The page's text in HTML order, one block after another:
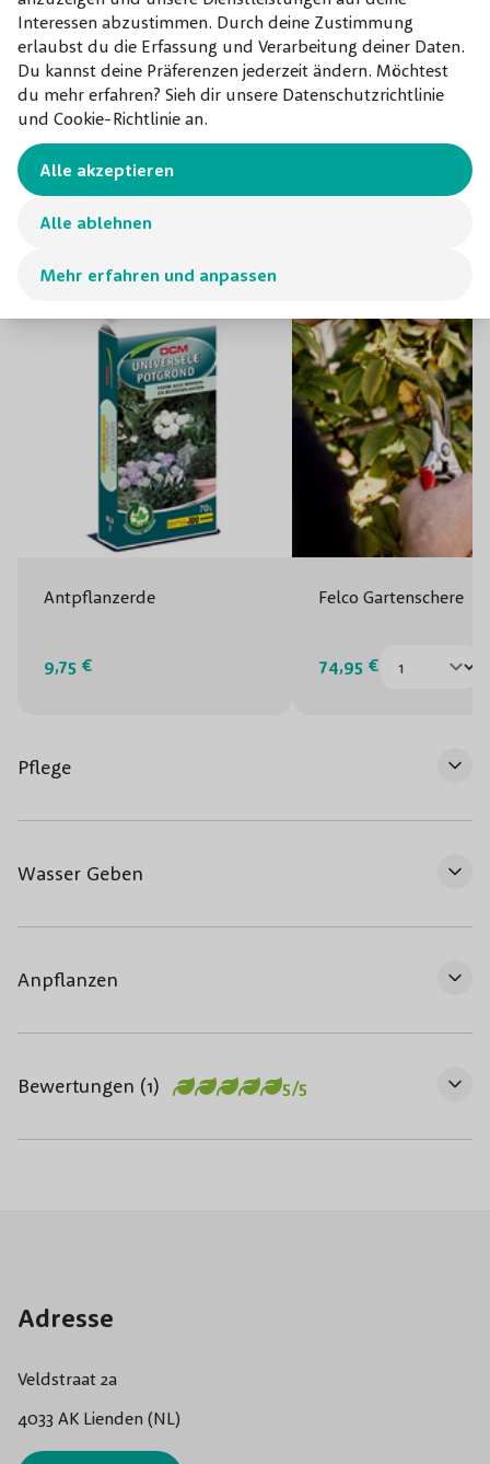
Interessen abzustimmen. Durch deine Zustimmung
erlaubst du die Erfassung und Verarbeitung deiner Daten.
Du kannst deine Präferenzen jederzeit ändern. Möchtest
du mehr erfahren? Sieh dir unsere Datenschutzrichtlinie
und Cookie-Richtlinie an.
Mehr erfahren und anpassen
Alle ablehnen
Alle akzeptieren
essbar. Die Glory Gem bevorzugt einen sonnigen bis
halbschattigen Standort in gut durchlässigem,
humusreichem Boden.
Topf/Wurzelbal/kahler
Wurzel
Topf
Kombinieren mit
Unsere Empfehlungen für dieses
Produkt
Antpflanzerde
9,75 €
Felco Gartenschere
74,95 €
Pflege
Wasser Geben
Anpflanzen
Bewertungen (1) 5/5
Adresse
Veldstraat 2a
4033 AK Lienden (NL)